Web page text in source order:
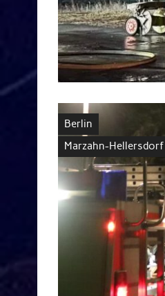
Berlin
Marzahn-Hellersdorf